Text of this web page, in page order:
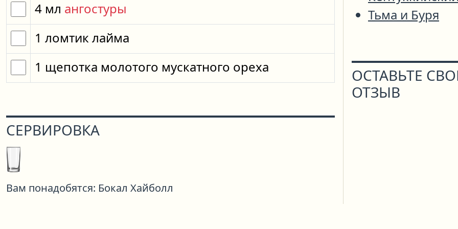
4 мл ангостуры
1 ломтик лайма
1 щепотка молотого мускатного ореха
СЕРВИРОВКА
Вам понадобятся: Бокал Хайболл
Тьма и Буря
ОСТАВЬТЕ
ОТЗЫВ